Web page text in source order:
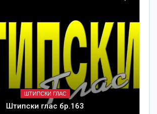
ШТИПСКИ ГЛАС
Штипски глас бр.163